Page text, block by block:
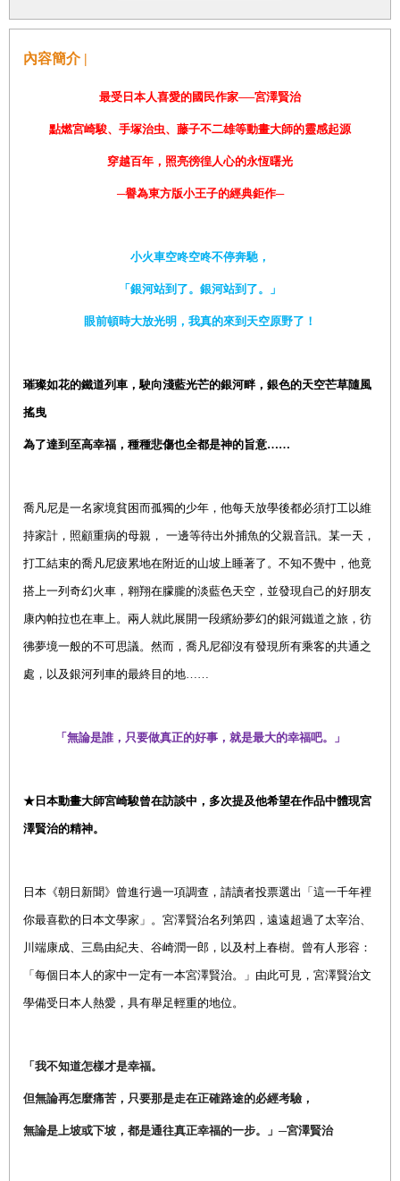
內容簡介 |
最受日本人喜愛的國民作家──宮澤賢治
點燃宮崎駿、手塚治虫、藤子不二雄等動畫大師的靈感起源
穿越百年， 照亮徬徨人心的永恆曙光
─譽為東方版小王子的經典鉅作─
小火車空咚空咚不停奔馳，
「銀河站到了。銀河站到了。」
眼前頓時大放光明，我真的來到天空原野了！
璀璨如花的鐵道列車，駛向淺藍光芒的銀河畔，銀色的天空芒草隨風
搖曳
為了達到至高幸福，種種悲傷也全都是神的旨意……
喬凡尼是一名家境貧困而孤獨的少年，他每天放學後都必須打工以維
持家計，照顧重病的母親， 一邊等待出外捕魚的父親音訊。某一天，
打工結束的喬凡尼疲累地在附近的山坡上睡著了。不知不覺中，他竟
搭上一列奇幻火車，翱翔在朦朧的淡藍色天空，並發現自己的好朋友
康內帕拉也在車上。兩人就此展開一段繽紛夢幻的銀河鐵道之旅，彷
彿夢境一般的不可思議。然而，喬凡尼卻沒有發現所有乘客的共通之
處，以及銀河列車的最終目的地……
「無論是誰，只要做真正的好事，就是最大的幸福吧。 」
★日本動畫大師宮崎駿曾在訪談中，多次提及他希望在作品中體現宮
澤賢治的精神。
日本《朝日新聞》曾進行過一項調查，請讀者投票選出「這一千年裡
你最喜歡的日本文學家」。宮澤賢治名列第四，遠遠超過了太宰治、
川端康成、三島由紀夫、谷崎潤一郎，以及村上春樹。曾有人形容：
「每個日本人的家中一定有一本宮澤賢治。」由此可見，宮澤賢治文
學備受日本人熱愛，具有舉足輕重的地位。
「我不知道怎樣才是幸福。
但無論再怎麼痛苦，只要那是走在正確路途的必經考驗，
無論是上坡或下坡，都是通往真正幸福的一步。」─宮澤賢治